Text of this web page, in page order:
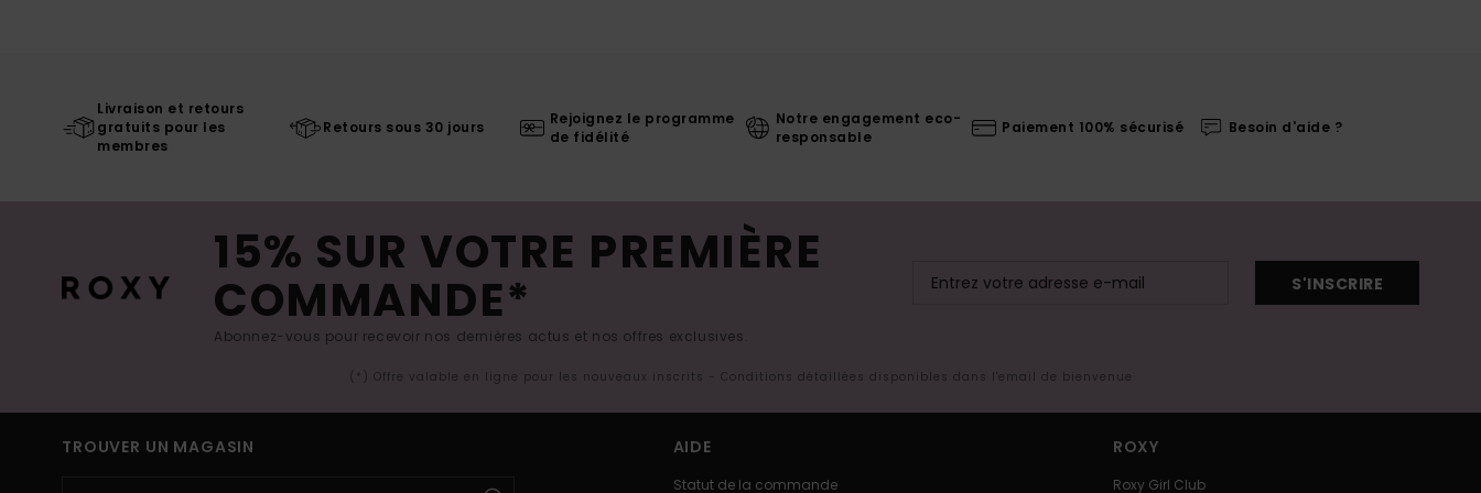
Livraison et retours
gratuits pour les
membres
Retours sous 30 jours
Rejoignez le programme
de fidélité
Notre engagement eco-
responsable
Paiement 100% sécurisé Besoin d'aide ?
15% SUR VOTRE PREMIÈRE
COMMANDE*
Abonnez-vous pour recevoir nos dernières actus et nos offres exclusives.
S'INSCRIRE
(*) Offre valable en ligne pour les nouveaux inscrits - Conditions détaillées disponibles dans l'email de bienvenue
TROUVER UN MAGASIN AIDE
Statut de la commande
ROXY
Roxy Girl Club